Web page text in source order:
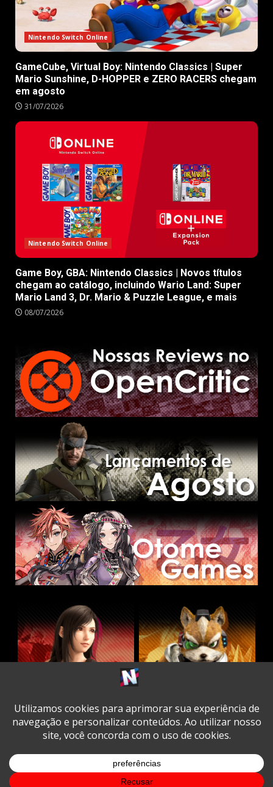
Nintendo Switch Online
GameCube, Virtual Boy: Nintendo Classics | Super
Mario Sunshine, D-HOPPER e ZERO RACERS chegam
em agosto
31/07/2026
Nintendo Switch Online
Game Boy, GBA: Nintendo Classics | Novos títulos
chegam ao catálogo, incluindo Wario Land: Super
Mario Land 3, Dr. Mario & Puzzle League, e mais
08/07/2026
TwitterFacebook
Instagram
YoutubeSpotifyCookie
Policy